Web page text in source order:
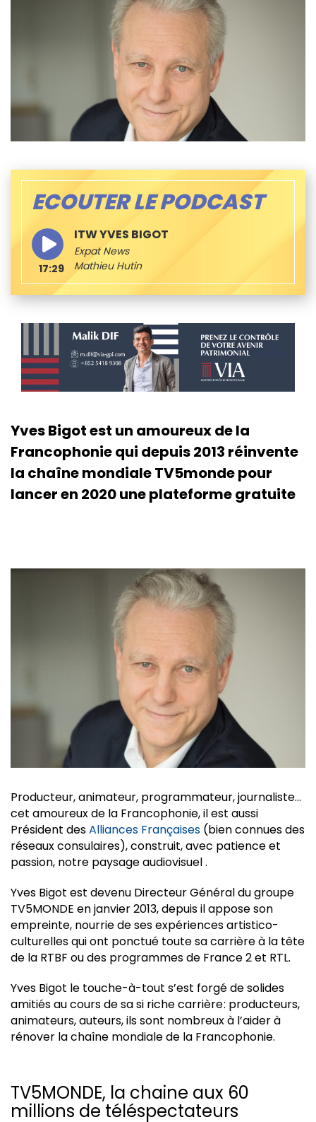
ECOUTER LE PODCAST
ITW YVES BIGOT
Expat News
Mathieu Hutin
17:29
Yves Bigot est un amoureux de la
Francophonie qui depuis 2013 réinvente
la chaîne mondiale TV5monde pour
lancer en 2020 une plateforme gratuite
Producteur, animateur, programmateur, journaliste…
cet amoureux de la Francophonie, il est aussi
Président desAlliances Françaises (bien connues des
réseaux consulaires), construit, avec patience et
passion, notre paysage audiovisuel .
Yves Bigot est devenu Directeur Général du groupe
TV5MONDE en janvier 2013, depuis il appose son
empreinte, nourrie de ses expériences artistico-
culturelles qui ont ponctué toute sa carrière à la tête
de la RTBF ou des programmes de France 2 et RTL.
Yves Bigot le touche-à-tout s’est forgé de solides
amitiés au cours de sa si riche carrière : producteurs,
animateurs, auteurs, ils sont nombreux à l’aider à
rénover la chaîne mondiale de la Francophonie.
TV5MONDE, la chaine aux 60
millions de téléspectateurs